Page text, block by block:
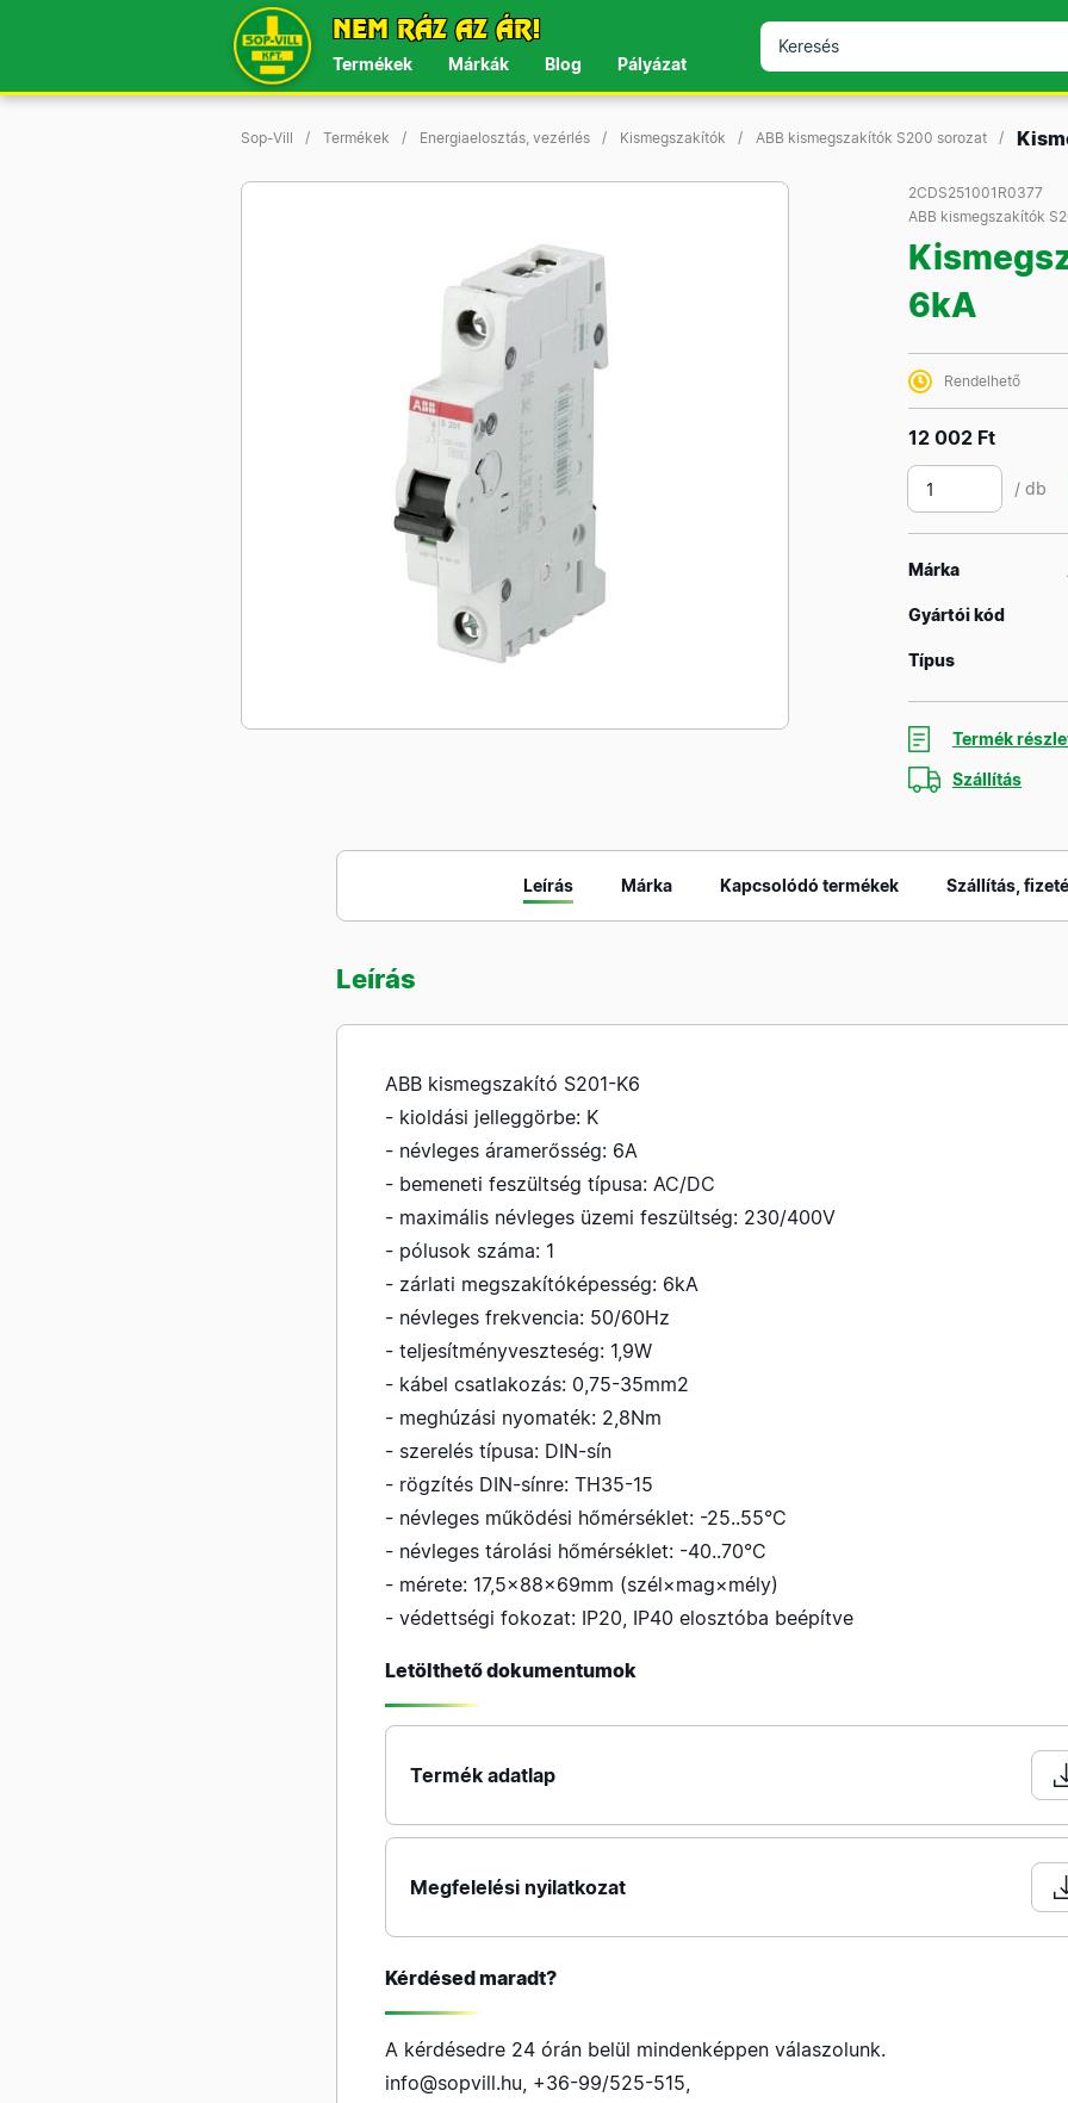
NEM RÁZ AZ ÁR!
Termékek Márkák Blog Pályázat
Sop-Vill Termékek Energiaelosztás, vezérlés Kismegszakítók ABB kismegszakítók S200 sorozat
2CDS251001R0377
ABB kismegszakítók
6kA
Rendelhető
12 002 Ft
/ db
Márka
Gyártói kód
Típus
Termék
Szállítás
Leírás Márka Kapcsolódó termékek Szállítás,
Leírás
ABB kismegszakító S201-K6
- kioldási jelleggörbe: K
- névleges áramerősség: 6A
- bemeneti feszültség típusa: AC/DC
- maximális névleges üzemi feszültség: 230/400V
- pólusok száma: 1
- zárlati megszakítóképesség: 6kA
- névleges frekvencia: 50/60Hz
- teljesítményveszteség: 1,9W
- kábel csatlakozás: 0,75-35mm2
- meghúzási nyomaték: 2,8Nm
- szerelés típusa: DIN-sín
- rögzítés DIN-sínre: TH35-15
- névleges működési hőmérséklet: -25..55°C
- névleges tárolási hőmérséklet: -40..70°C
- mérete: 17,5×88×69mm (szél×mag×mély)
- védettségi fokozat: IP20, IP40 elosztóba beépítve
Letölthető dokumentumok
Termék adatlap
Megfelelési nyilatkozat
Kérdésed maradt?
A kérdésedre 24 órán belül mindenképpen válaszolunk.
info@sopvill.hu, +36-99/525-515,